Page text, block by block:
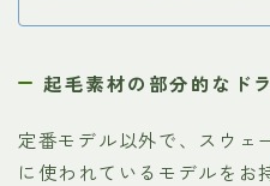
起毛素材の部分的なド
定番モデル以外で、スウェ
に使われているモデルをお